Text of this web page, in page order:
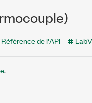
Référence de l'API
.